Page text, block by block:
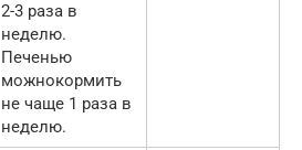
2-3 раза в
неделю.
Печенью
можнокормить
не чаще 1 раза в
неделю.